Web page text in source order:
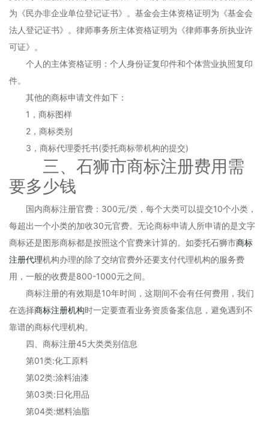
为《民办非企业单位登记证书》。基金会主体资格证明为《基金会
法人登记证书》。律师事务所主体资格证明为《律师事务所执业许
可证》。
个人的主体资格证明：个人身份证复印件和个体营业执照复印
件。
其他的商标申请文件如下：
1，商标图样
2，商标类别
3，商标代理委托书(委托商标带机构的提交)
三、石狮市商标注册费用需
要多少钱
国内商标注册官费：300元/类，每个大类可以提交10个小类，
每超出一个小类的加收30元官费。无论商标申请人所申请的是文字
商标还是图形商标都是按照这个官费来计算的。如委托石狮市商标
注册代理机构办理的除了交纳官费外还要支付代理机构的服务费
用，一般的收费是800-1000元之间。
商标注册的有效期是10年时间，这期间不会有任何费用，我们
在选择商标注册机构时一定要查看业务资质备案信息，避免遇到不
靠谱的商标代理机构。
四、商标注册45大类类别信息
第01类:化工原料
第02类:涂料油漆
第03类:日化用品
第04类:燃料油脂